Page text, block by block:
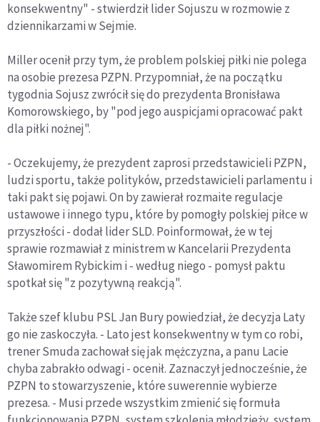
konsekwentny" - stwierdził lider Sojuszu w rozmowie z
dziennikarzami w Sejmie.
Miller ocenił przy tym, że problem polskiej piłki nie polega
na osobie prezesa PZPN. Przypomniał, że na początku
tygodnia Sojusz zwrócił się do prezydenta Bronisława
Komorowskiego, by "pod jego auspicjami opracować pakt
dla piłki nożnej".
- Oczekujemy, że prezydent zaprosi przedstawicieli PZPN,
ludzi sportu, także polityków, przedstawicieli parlamentu i
taki pakt się pojawi. On by zawierał rozmaite regulacje
ustawowe i innego typu, które by pomogły polskiej piłce w
przyszłości - dodał lider SLD. Poinformował, że w tej
sprawie rozmawiał z ministrem w Kancelarii Prezydenta
Sławomirem Rybickim i - według niego - pomysł paktu
spotkał się "z pozytywną reakcją".
Także szef klubu PSL Jan Bury powiedział, że decyzja Laty
go nie zaskoczyła. - Lato jest konsekwentny w tym co robi,
trener Smuda zachował się jak mężczyzna, a panu Lacie
chyba zabrakło odwagi - ocenił. Zaznaczył jednocześnie, że
PZPN to stowarzyszenie, które suwerennie wybierze
prezesa. - Musi przede wszystkim zmienić się formuła